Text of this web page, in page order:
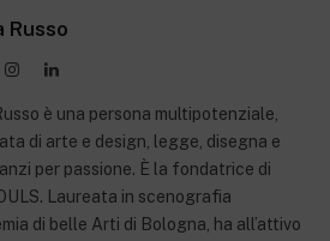
Russo
InstagramLinkedIn
è una persona multipotenziale,
di arte e design, legge, disegna e
per passione. È la fondatrice di
Laureata in scenografia
di belle Arti di Bologna, ha all’attivo